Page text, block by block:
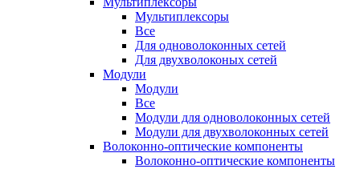
Мультиплексоры
Все
Для одноволоконных сетей
Для двухволоконых сетей
Модули
Модули
Все
Модули для одноволоконных сетей
Модули для двухволоконных сетей
Волоконно-оптические компоненты
Волоконно-оптические компоненты